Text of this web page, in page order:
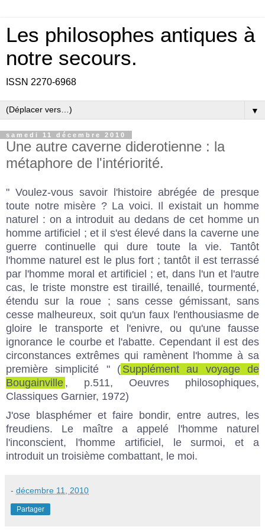
Les philosophes antiques à
notre secours.
ISSN 2270-6968
▼
samedi 11 décembre 2010
Une autre caverne diderotienne : la
métaphore de l'intériorité.
" Voulez-vous savoir l'histoire abrégée de presque
toute notre misère ? La voici. Il existait un homme
naturel : on a introduit au dedans de cet homme un
homme artificiel ; et il s'est élevé dans la caverne une
guerre continuelle qui dure toute la vie. Tantôt
l'homme naturel est le plus fort ; tantôt il est terrassé
par l'homme moral et artificiel ; et, dans l'un et l'autre
cas, le triste monstre est tiraillé, tenaillé, tourmenté,
étendu sur la roue ; sans cesse gémissant, sans
cesse malheureux, soit qu'un faux l'enthousiasme de
gloire le transporte et l'enivre, ou qu'une fausse
ignorance le courbe et l'abatte. Cependant il est des
circonstances extrêmes qui ramènent l'homme à sa
première simplicité " ( Supplément au voyage de
Bougainville , p.511, Oeuvres philosophiques,
Classiques Garnier, 1972)
J'ose blasphémer et faire bondir, entre autres, les
freudiens. Le maître a appelé l'homme naturel
l'inconscient, l'homme artificiel, le surmoi, et a
introduit un troisième combattant, le moi.
- décembre 11, 2010
Partager